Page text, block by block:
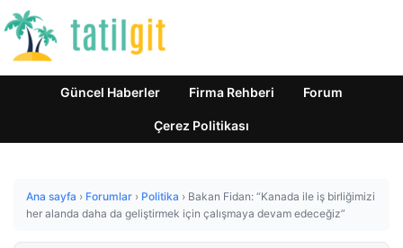
Güncel Haberler Firma Rehberi Forum
Çerez Politikası
Ana sayfa › Forumlar › Politika › Bakan Fidan: “Kanada ile iş birliğimizi
her alanda daha da geliştirmek için çalışmaya devam edeceğiz”